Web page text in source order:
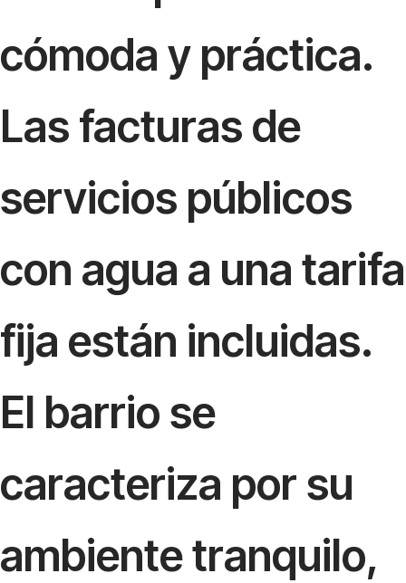
cómoda y práctica.
Las facturas de
servicios públicos
con agua a una tarifa
fija están incluidas.
El barrio se
caracteriza por su
ambiente tranquilo,